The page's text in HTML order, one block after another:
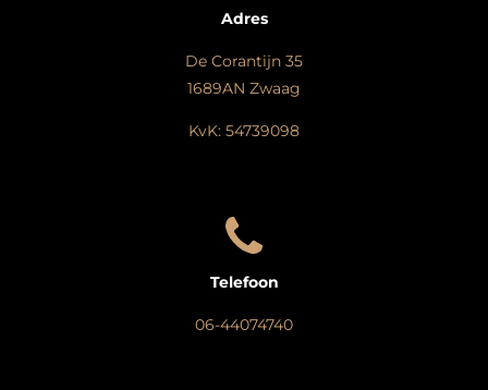
Adres
De Corantijn 35
1689AN Zwaag
KvK: 54739098
Telefoon
06-44074740